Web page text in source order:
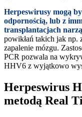
Herpeswirusy mogą
odpornością, lub z
transplantacjach
powikłań takich jak np.
zapalenie mózgu.
PCR pozwala na
HHV6 z wyjątkowo
Herpeswirus
metodą Real